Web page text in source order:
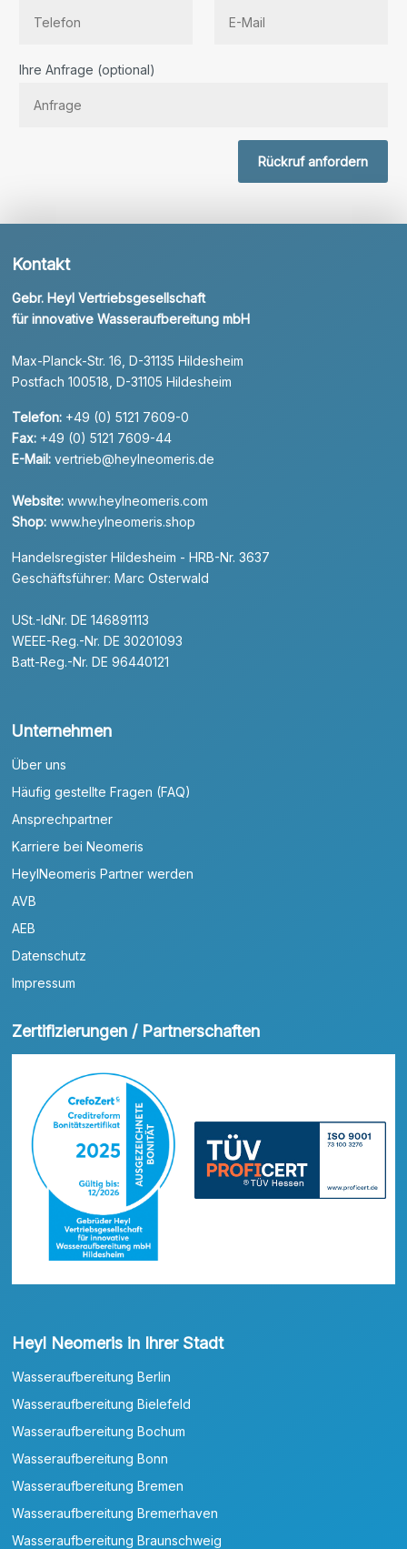
Ihre Anfrage (optional)
Rückruf anfordern
Kontakt
Gebr. Heyl Vertriebsgesellschaft
für innovative Wasseraufbereitung mbH
Max-Planck-Str. 16, D-31135 Hildesheim
Postfach 100518, D-31105 Hildesheim
Telefon: +49 (0) 5121 7609-0
Fax: +49 (0) 5121 7609-44
E-Mail: vertrieb@heylneomeris.de
Website: www.heylneomeris.com
Shop: www.heylneomeris.shop
Handelsregister Hildesheim - HRB-Nr. 3637
Geschäftsführer: Marc Osterwald
USt.-IdNr. DE 146891113
WEEE-Reg.-Nr. DE 30201093
Batt-Reg.-Nr. DE 96440121
Unternehmen
Über uns
Häufig gestellte Fragen (FAQ)
Ansprechpartner
Karriere bei Neomeris
HeylNeomeris Partner werden
AVB
AEB
Datenschutz
Impressum
Zertifizierungen / Partnerschaften
Heyl Neomeris in Ihrer Stadt
Wasseraufbereitung Berlin
Wasseraufbereitung Bielefeld
Wasseraufbereitung Bochum
Wasseraufbereitung Bonn
Wasseraufbereitung Bremen
Wasseraufbereitung Bremerhaven
Wasseraufbereitung Braunschweig